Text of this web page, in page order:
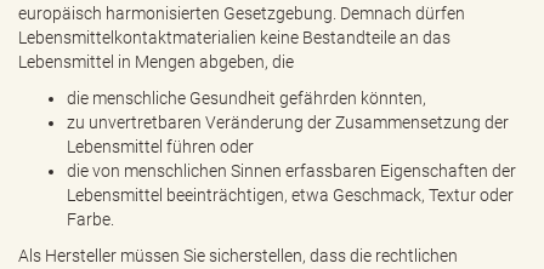
europäisch harmonisierten Gesetzgebung. Demnach dürfen
Lebensmittelkontaktmaterialien keine Bestandteile an das
Lebensmittel in Mengen abgeben, die
die menschliche Gesundheit gefährden könnten,
zu unvertretbaren Veränderung der Zusammensetzung der
Lebensmittel führen oder
die von menschlichen Sinnen erfassbaren Eigenschaften der
Lebensmittel beeinträchtigen, etwa Geschmack, Textur oder
Farbe.
Als Hersteller müssen Sie sicherstellen, dass die rechtlichen